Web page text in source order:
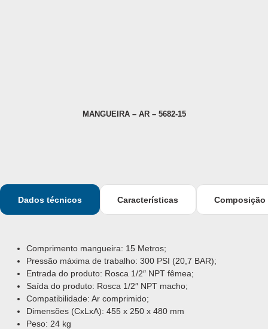
MANGUEIRA – AR – 5682-15
Dados técnicos Características Composição
Comprimento mangueira: 15 Metros;
Pressão máxima de trabalho: 300 PSI (20,7 BAR);
Entrada do produto: Rosca 1/2″ NPT fêmea;
Saída do produto: Rosca 1/2″ NPT macho;
Compatibilidade: Ar comprimido;
Dimensões (CxLxA): 455 x 250 x 480 mm
Peso: 24 kg